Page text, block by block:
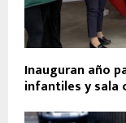
Inauguran año
infantiles y sala